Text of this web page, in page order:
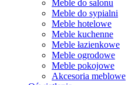
Meble do salonu
Meble do sypialni
Meble hotelowe
Meble kuchenne
Meble łazienkowe
Meble ogrodowe
Meble pokojowe
Akcesoria meblowe